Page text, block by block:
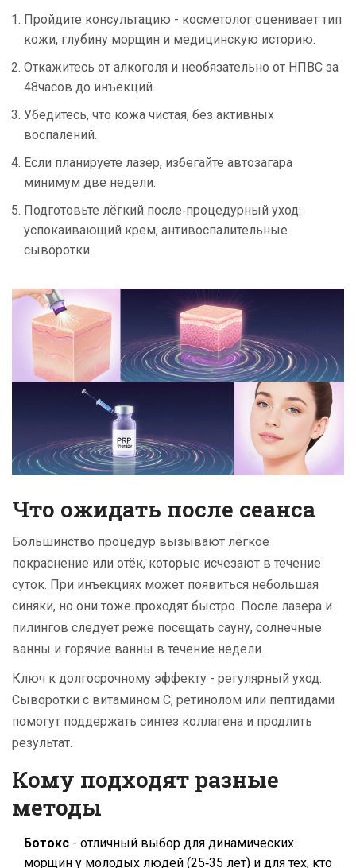
Пройдите консультацию - косметолог оценивает тип
кожи, глубину морщин и медицинскую историю.
Откажитесь от алкоголя и необязательно от НПВС за
48часов до инъекций.
Убедитесь, что кожа чистая, без активных
воспалений.
Если планируете лазер, избегайте автозагара
минимум две недели.
Подготовьте лёгкий после‑процедурный уход:
успокаивающий крем, антивоспалительные
сыворотки.
Что ожидать после сеанса
Большинство процедур вызывают лёгкое
покраснение или отёк, которые исчезают в течение
суток. При инъекциях может появиться небольшая
синяки, но они тоже проходят быстро. После лазера и
пилингов следует реже посещать сауну, солнечные
ванны и горячие ванны в течение недели.
Ключ к долгосрочному эффекту - регулярный уход.
Сыворотки с витамином C, ретинолом или пептидами
помогут поддержать синтез коллагена и продлить
результат.
Кому подходят разные
методы
Ботокс - отличный выбор для динамических
морщин у молодых людей (25‑35 лет) и для тех, кто